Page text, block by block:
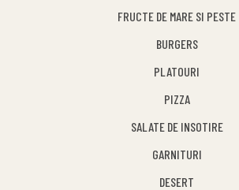
FRUCTE DE MARE SI PESTE
BURGERS
PLATOURI
PIZZA
SALATE DE INSOTIRE
GARNITURI
DESERT